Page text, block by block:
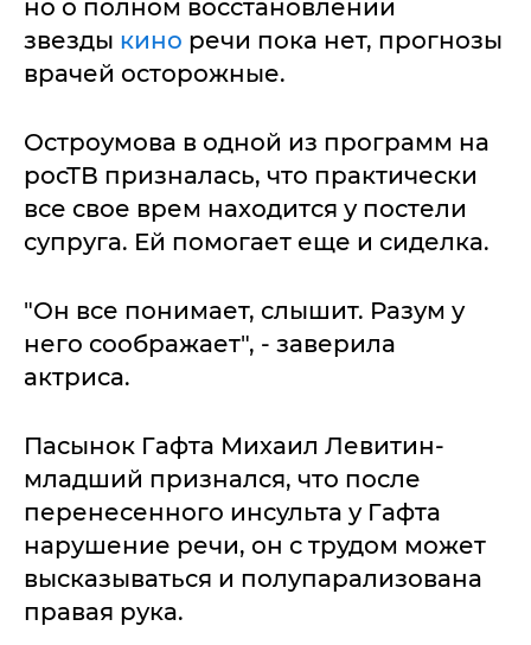
но о полном восстановлении
звезды кино речи пока нет, прогнозы
врачей осторожные.
Остроумова в одной из программ на
росТВ призналась, что практически
все свое врем находится у постели
супруга. Ей помогает еще и сиделка.
"Он все понимает, слышит. Разум у
него соображает", - заверила
актриса.
Пасынок Гафта Михаил Левитин-
младший признался, что после
перенесенного инсульта у Гафта
нарушение речи, он с трудом может
высказываться и полупарализована
правая рука.